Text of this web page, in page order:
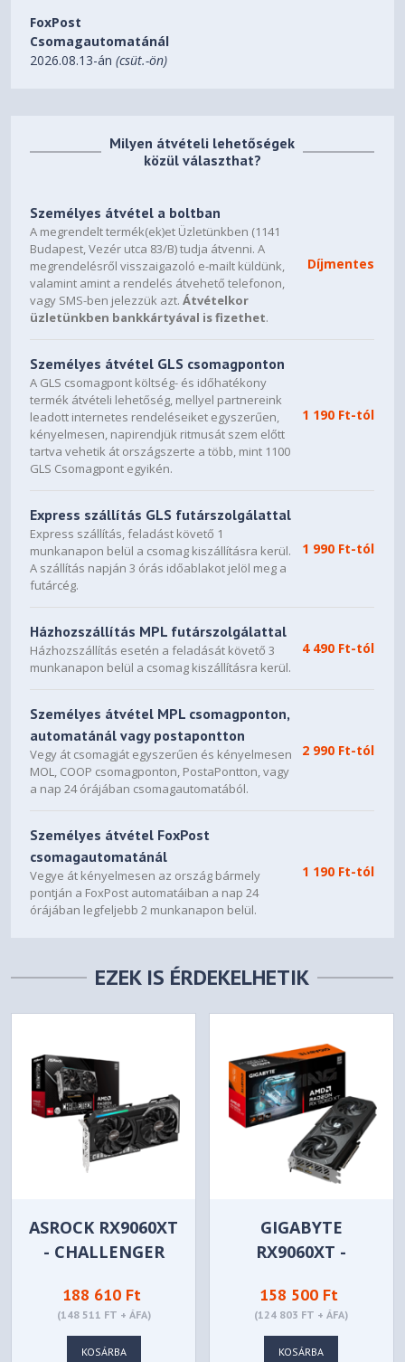
OpenGL
OpenGL 4.6
Power Connectors
Output
DisplayPort 2.1a x2
HDMI 2.1b x1
Accessories
* The terms HDMI, HDMI High-Definition Multimedia
Interface, HDMI Trade dress and the HDMI Logos are
trademarks or registered trademarks of HDMI Licensing
Administrator, Inc.
* The entire materials provided herein are for reference
only. GIGABYTE reserves the right to modify or revise the
content at anytime without prior notice.
* Advertised performance is based on maximum
theoretical interface values from respective Chipset
vendors or organization who defined the interface
specification. Actual performance may vary by system
configuration.
* All trademarks and logos are the properties of their
respective holders.
* Due to standard PC architecture, a certain amount of
memory is reserved for system usage and therefore the
actual memory size is less than the stated amount.
FoxPost
Csomagautomatánál
2026.08.13-án(csüt.-ön)
Milyen átvételi lehetőségek
közül választhat?
Személyes átvétel a boltban
A megrendelt termék(ek)et Üzletünkben (1141
Budapest, Vezér utca 83/B) tudja átvenni. A
megrendelésről visszaigazoló e-mailt küldünk,
valamint amint a rendelés átvehető telefonon,
vagy SMS-ben jelezzük azt.Átvételkor
üzletünkben bankkártyával is fizethet.
Díjmentes
Személyes átvétel GLS csomagponton
A GLS csomagpont költség- és időhatékony
termék átvételi lehetőség, mellyel partnereink
leadott internetes rendeléseiket egyszerűen,
kényelmesen, napirendjük ritmusát szem előtt
tartva vehetik át országszerte a több, mint 1100
GLS Csomagpont egyikén.
1 190 Ft-tól
Express szállítás GLS futárszolgálattal
Express szállítás, feladást követő 1
munkanapon belül a csomag kiszállításra kerül.
A szállítás napján 3 órás időablakot jelöl meg a
futárcég.
1 990 Ft-tól
Házhozszállítás MPL futárszolgálattal
Házhozszállítás esetén a feladását követő 3
munkanapon belül a csomag kiszállításra kerül.
4 490 Ft-tól
Személyes átvétel MPL csomagponton,
automatánál vagy postapontton
Vegy át csomagját egyszerűen és kényelmesen
MOL, COOP csomagponton, PostaPontton, vagy
a nap 24 órájában csomagautomatából.
2 990 Ft-tól
Személyes átvétel FoxPost
csomagautomatánál
Vegye át kényelmesen az ország bármely
pontján a FoxPost automatáiban a nap 24
órájában legfeljebb 2 munkanapon belül.
1 190 Ft-tól
EZEK IS ÉRDEKELHETIK
ASROCK RX9060XT
- CHALLENGER
RX9060XT CL 16GO
188 610 Ft
(148 511 FT + ÁFA)
KOSÁRBA
GIGABYTE
RX9060XT -
GV-
R9060XTGAMING
OC-8GD
158 500 Ft
(124 803 FT + ÁFA)
KOSÁRBA